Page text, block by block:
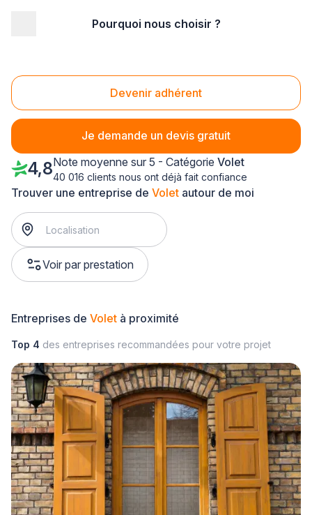
Pourquoi nous choisir ?
Devenir adhérent
Je demande un devis gratuit
Volet Issoire (63500)
Trouver une entreprise de Volet autour de moi
Voir par prestation
4,8Note moyenne sur 5 - Catégorie Volet
40 016 clients nous ont déjà fait confiance
Entreprises de Volet à proximité
Top 4 des entreprises recommandées pour votre projet